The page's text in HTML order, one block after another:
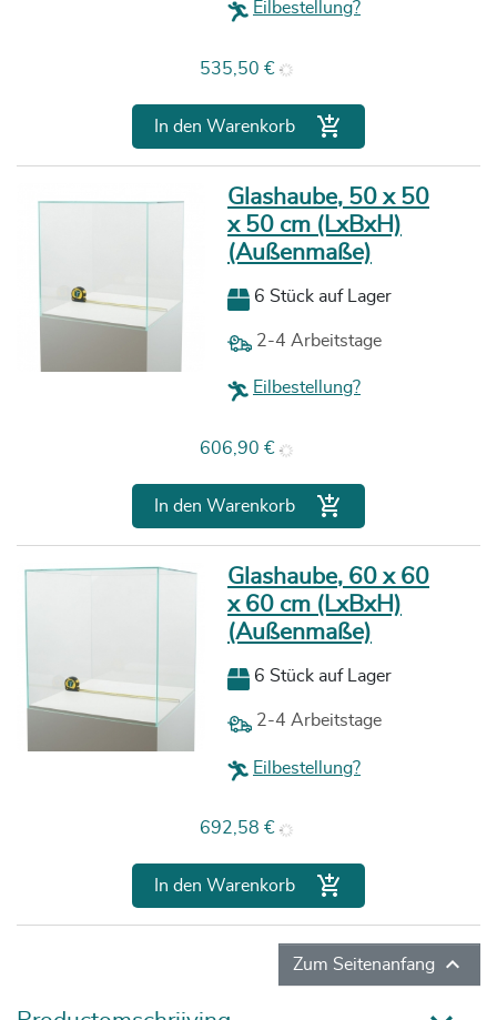
Eilbestellung?
Preis
535,50 €
In den Warenkorb 
Glashaube, 50 x 50
x 50 cm (LxBxH)
(Außenmaße)
6 Stück auf Lager
2-4 Arbeitstage
Eilbestellung?
Preis
606,90 €
In den Warenkorb 
Glashaube, 60 x 60
x 60 cm (LxBxH)
(Außenmaße)
6 Stück auf Lager
2-4 Arbeitstage
Eilbestellung?
Preis
692,58 €
In den Warenkorb 
Zum Seitenanfang 